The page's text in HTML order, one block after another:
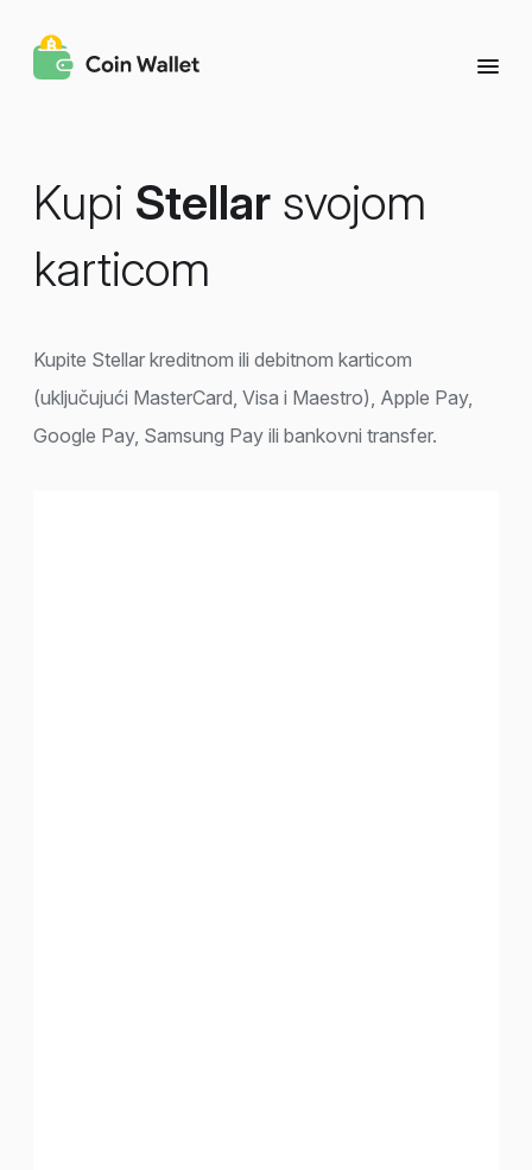
Kupi Stellar svojom
karticom
Kupite Stellar kreditnom ili debitnom karticom
(uključujući MasterCard, Visa i Maestro), Apple Pay,
Google Pay, Samsung Pay ili bankovni transfer.